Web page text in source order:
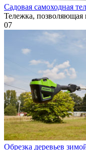
Садовая самоходная
Тележка, позволяющая
07
Обрезка деревьев